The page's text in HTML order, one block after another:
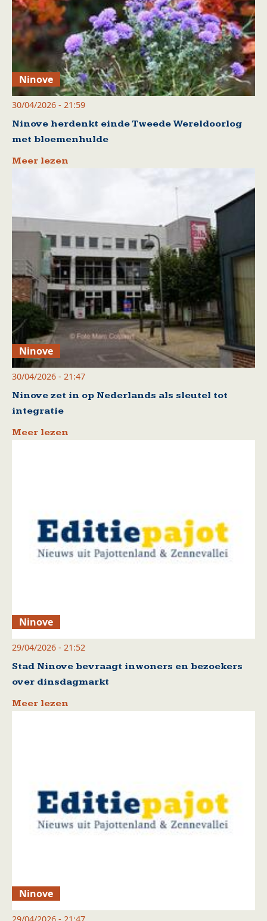
Ninove
30/04/2026 - 21:59
Ninove herdenkt einde Tweede Wereldoorlog
met bloemenhulde
Meer lezen
Ninove
30/04/2026 - 21:47
Ninove zet in op Nederlands als sleutel tot
integratie
Meer lezen
Ninove
29/04/2026 - 21:52
Stad Ninove bevraagt inwoners en bezoekers
over dinsdagmarkt
Meer lezen
Ninove